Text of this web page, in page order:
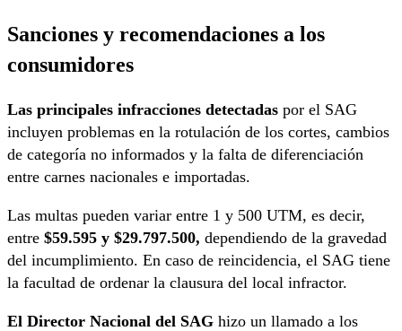
Sanciones y recomendaciones a los
consumidores
Las principales infracciones detectadas por el SAG
incluyen problemas en la rotulación de los cortes, cambios
de categoría no informados y la falta de diferenciación
entre carnes nacionales e importadas.
Las multas pueden variar entre 1 y 500 UTM, es decir,
entre $59.595 y $29.797.500, dependiendo de la gravedad
del incumplimiento. En caso de reincidencia, el SAG tiene
la facultad de ordenar la clausura del local infractor.
El Director Nacional del SAG hizo un llamado a los